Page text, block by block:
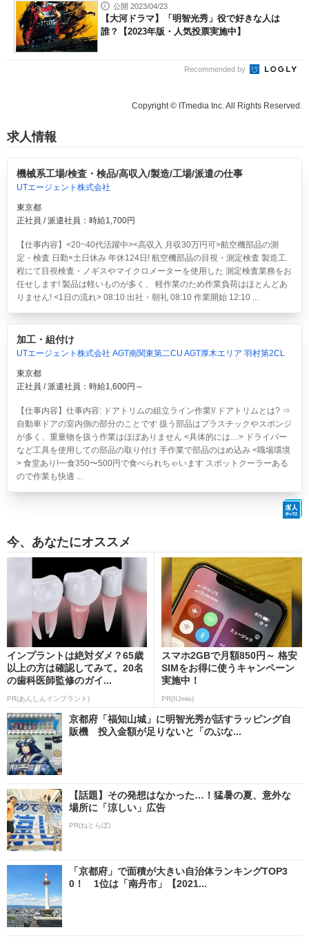
公開 2023/04/23
【大河ドラマ】「明智光秀」役で好きな人は
誰？【2023年版・人気投票実施中】
Recommended by
Copyright © ITmedia Inc. All Rights Reserved.
求人情報
機械系工場/検査・検品/高収入/製造/工場/派遣の仕事
UTエージェント株式会社
東京都
正社員 / 派遣社員：時給1,700円
【仕事内容】<20~40代活躍中><高収入 月収30万円可>航空機部品の測
定・検査 日勤×土日休み 年休124日!航空機部品の目視・測定検査 製造工
程にて目視検査・ノギスやマイクロメーターを使用した 測定検査業務をお
任せします! 製品は軽いものが多く、 軽作業のため作業負荷はほとんどあ
りません! <1日の流れ> 08:10 出社・朝礼 08:10 作業開始 12:10 ...
加工・組付け
UTエージェント株式会社 AGT南関東第二CU AGT厚木エリア 羽村第2CL
東京都
正社員 / 派遣社員：時給1,600円～
【仕事内容】仕事内容: ドアトリムの組立ライン作業!/ ドアトリムとは? ⇒
自動車ドアの室内側の部分のことです 扱う部品はプラスチックやスポンジ
が多く、重量物を扱う作業はほぼありません <具体的には…> ドライバー
など工具を使用しての部品の取り付け 手作業で部品のはめ込み <職場環境
> 食堂あり!一食350〜500円で食べられちゃいます スポットクーラーある
ので作業も快適 ...
今、あなたにオススメ
インプラントは絶対ダメ？65歳
以上の方は確認してみて。20名
の歯科医師監修のガイ...
PR(あんしんインプラント)
スマホ2GBで月額850円～ 格安
SIMをお得に使うキャンペーン
実施中！
PR(IIJmio)
京都府「福知山城」に明智光秀が話すラッピング自
販機 投入金額が足りないと「のぶな...
【話題】その発想はなかった…！猛暑の夏、意外な
場所に「涼しい」広告
PR(ねとらぼ)
「京都府」で面積が大きい自治体ランキングTOP3
0！ 1位は「南丹市」【2021...